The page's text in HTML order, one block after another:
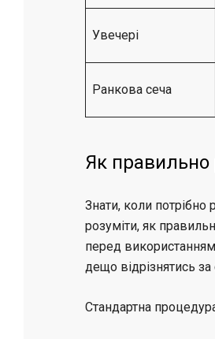
Увечері
Ранкова сеча
Як правильно
Знати, коли
розуміти, як
перед
дещо відрізнятись
Стандартна